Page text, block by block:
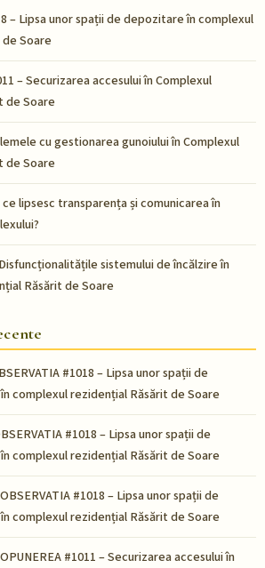
– Lipsa unor spații de depozitare în complexul
Soare
– Securizarea accesului în Complexul
de Soare
cu gestionarea gunoiului în Complexul
de Soare
ce lipsesc transparența și comunicarea în
Disfuncționalitățile sistemului de încălzire în
Răsărit de Soare
#1018 – Lipsa unor spații de
complexul rezidențial Răsărit de Soare
#1018 – Lipsa unor spații de
complexul rezidențial Răsărit de Soare
OBSERVATIA #1018 – Lipsa unor spații de
complexul rezidențial Răsărit de Soare
#1011 – Securizarea accesului în